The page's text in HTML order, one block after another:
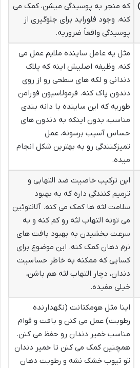
که منجر به پوسیدگی میشن، کمک می
کنه. وجود فلوراید برای جلوگیری از
پوسیدگی واقعاً ضروریه.
مثل یه عامل ساینده ملایم عمل می
کنه. وظیفه اصلیش اینه که پلاک
دندانی و لکه های سطحی رو از روی
دندون پاک کنه. فرمولاسیون فورامن
طوریه که این ساینده با دانه بندی
مناسب، بدون اینکه به دندون های
حساس آسیب برسونه، عمل
تمیزکنندگی رو به بهترین شکل انجام
میده.
این ترکیب خاصیت ضد التهابی و
ترمیم کنندگی داره که به بهبود
سلامت لثه ها کمک می کنه. آلانتوئین
می تونه التهاب لثه رو کم کنه و به
سرعت بخشیدن به بهبود بافت های
نرم دهان کمک کنه. این موضوع برای
کسایی که ممکنه به خاطر حساسیت
دندان، دچار التهاب لثه هم باشن،
خیلی مفیده.
اینا مثل هومکتانت (نگهدارنده
رطوبت) عمل می کنن و بافت و قوام
مناسب خمیر دندان رو حفظ می کنن.
همچنین کمک می کنن تا خمیر دندان
تو تیوب خشک نشه و رطوبت دهان